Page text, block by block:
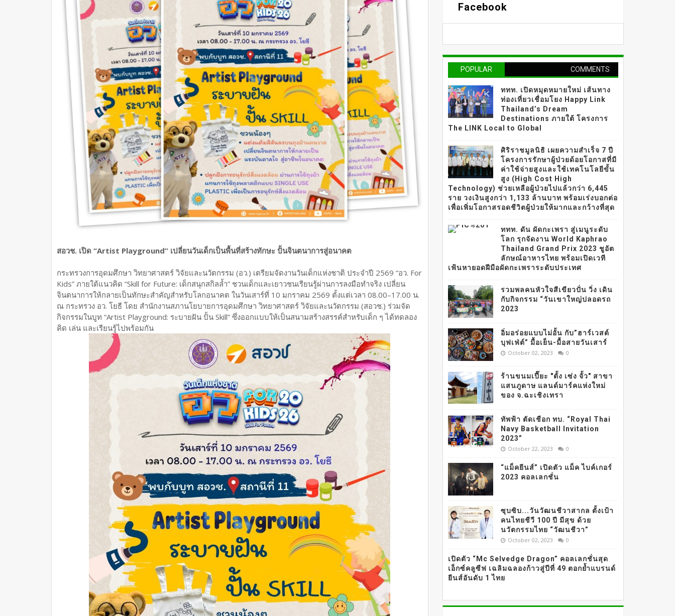
สอวช. เปิด “Artist Playground” เปลี่ยนวันเด็กเป็นพื้นที่สร้างทักษะ ปั้นจินตนาการสู่อนาคต
กระทรวงการอุดมศึกษา วิทยาศาสตร์ วิจัยและนวัตกรรม (อว.) เตรียมจัดงานวันเด็กแห่งชาติ ประจำปี 2569 “อว. For
Kids” ภายใต้แนวคิด “Skill for Future: เด็กสนุกสกิลล้ำ” ชวนเด็กและเยาวชนเรียนรู้ผ่านการลงมือทำจริง เปลี่ยน
จินตนาการให้กลายเป็นทักษะสำคัญสำหรับโลกอนาคต ในวันเสาร์ที่ 10 มกราคม 2569 ตั้งแต่เวลา 08.00–17.00 น.
ณ กระทรวง อว. โยธี โดย สำนักงานสภานโยบายการอุดมศึกษา วิทยาศาสตร์ วิจัยและนวัตกรรม (สอวช.) ร่วมจัด
กิจกรรมในบูท “Artist Playground: ระบายฝัน ปั้น Skill” ซึ่งออกแบบให้เป็นสนามสร้างสรรค์สำหรับเด็ก ๆ ได้ทดลอง
คิด เล่น และเรียนรู้ไปพร้อมกัน
Facebook
POPULAR COMMENTS
ททท. เปิดหมุดหมายใหม่ เส้นทาง
ท่องเที่ยวเชื่อมโยง Happy Link
Thailand’s Dream
Destinations ภายใต้ โครงการ
The LINK Local to Global
ศิริราชมูลนิธิ เผยความสำเร็จ 7 ปี
โครงการรักษาผู้ป่วยด้อยโอกาสที่มี
ค่าใช้จ่ายสูงและใช้เทคโนโลยีขั้น
สูง (High Cost High
Technology) ช่วยเหลือผู้ป่วยไปแล้วกว่า 6,445
ราย วงเงินสูงกว่า 1,133 ล้านบาท พร้อมเร่งบอกต่อ
เพื่อเพิ่มโอกาสรอดชีวิตผู้ป่วยให้มากและกว้างที่สุด
ททท. ดัน ผัดกะเพรา สู่เมนูระดับ
โลก รุกจัดงาน World Kaphrao
Thailand Grand Prix 2023 ชูอัต
ลักษณ์อาหารไทย พร้อมเปิดเวที
เฟ้นหายอดฝีมือผัดกะเพราระดับประเทศ
รวมพลคนหัวใจสีเขียวปั่น วิ่ง เดิน
กับกิจกรรม “วันเขาใหญ่ปลอดรถ
2023
อิ่มอร่อยแบบไม่อั้น กับ”ฮาร์เวสต์
บุฟเฟ่ต์” มื้อเย็น-มื้อสายวันเสาร์
October 02, 2023 0
ร้านขนมเปี๊ยะ "ตั้ง เซ่ง จั้ว" สาขา
แสนภูดาษ แลนด์มาร์คแห่งใหม่
ของ จ.ฉะเชิงเทรา
ทัพฟ้า ตัดเชือก ทบ. “Royal Thai
Navy Basketball Invitation
2023”
October 22, 2023 0
“แม็คยีนส์” เปิดตัว แม็ค ไบค์เกอร์
2023 คอลเลกชั่น
ซุบซิบ...วันวัฒนชีวาสากล ตั้งเป้า
คนไทยชีวี 100 ปี มีสุข ด้วย
นวัตกรรมไทย “วัฒนชีวา”
October 02, 2023 0
เปิดตัว “Mc Selvedge Dragon” คอลเลกชั่นสุด
เอ็กซ์คลูซีฟ เฉลิมฉลองก้าวสู่ปีที่ 49 ตอกย้ำแบรนด์
ยีนส์อันดับ 1 ไทย